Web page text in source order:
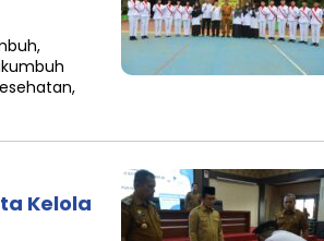
Kelola